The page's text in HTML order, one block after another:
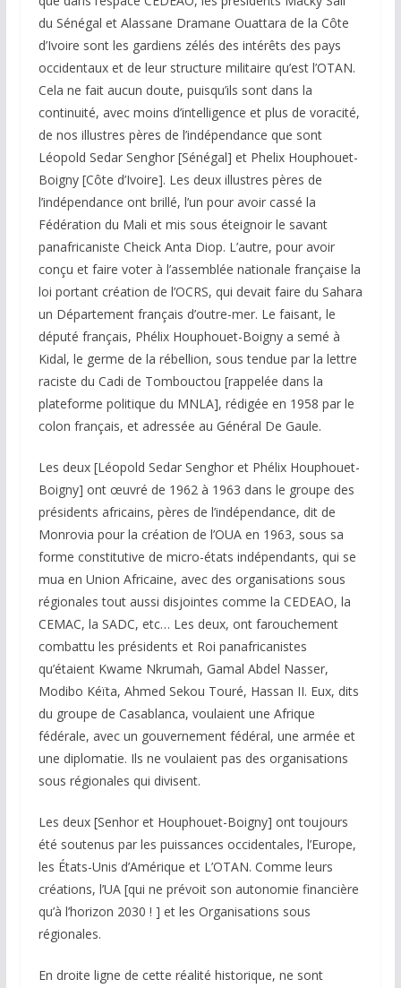
du Sénégal et Alassane Dramane Ouattara de la Côte
d’Ivoire sont les gardiens zélés des intérêts des pays
occidentaux et de leur structure militaire qu’est l’OTAN.
Cela ne fait aucun doute, puisqu’ils sont dans la
continuité, avec moins d’intelligence et plus de voracité,
de nos illustres pères de l’indépendance que sont
Léopold Sedar Senghor [Sénégal] et Phelix Houphouet-
Boigny [Côte d’Ivoire]. Les deux illustres pères de
l’indépendance ont brillé, l’un pour avoir cassé la
Fédération du Mali et mis sous éteignoir le savant
panafricaniste Cheick Anta Diop. L’autre, pour avoir
conçu et faire voter à l’assemblée nationale française la
loi portant création de l’OCRS, qui devait faire du Sahara
un Département français d’outre-mer. Le faisant, le
député français, Phélix Houphouet-Boigny a semé à
Kidal, le germe de la rébellion, sous tendue par la lettre
raciste du Cadi de Tombouctou [rappelée dans la
plateforme politique du MNLA], rédigée en 1958 par le
colon français, et adressée au Général De Gaule.
Les deux [Léopold Sedar Senghor et Phélix Houphouet-
Boigny] ont œuvré de 1962 à 1963 dans le groupe des
présidents africains, pères de l’indépendance, dit de
Monrovia pour la création de l’OUA en 1963, sous sa
forme constitutive de micro-états indépendants, qui se
mua en Union Africaine, avec des organisations sous
régionales tout aussi disjointes comme la CEDEAO, la
CEMAC, la SADC, etc… Les deux, ont farouchement
combattu les présidents et Roi panafricanistes
qu’étaient Kwame Nkrumah, Gamal Abdel Nasser,
Modibo Kéïta, Ahmed Sekou Touré, Hassan II. Eux, dits
du groupe de Casablanca, voulaient une Afrique
fédérale, avec un gouvernement fédéral, une armée et
une diplomatie. Ils ne voulaient pas des organisations
sous régionales qui divisent.
Les deux [Senhor et Houphouet-Boigny] ont toujours
été soutenus par les puissances occidentales, l’Europe,
les États-Unis d’Amérique et L’OTAN. Comme leurs
créations, l’UA [qui ne prévoit son autonomie financière
qu’à l’horizon 2030 ! ] et les Organisations sous
régionales.
En droite ligne de cette réalité historique, ne sont